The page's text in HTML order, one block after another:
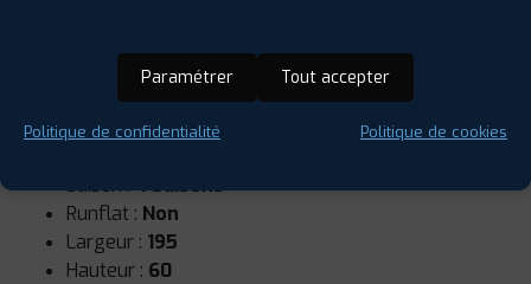
Saison :4 Saisons
Runflat : Non
Largeur : 195
Hauteur : 60
Paramétrer Tout accepter
Politique de confidentialité Politique de cookies